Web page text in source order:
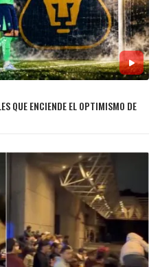
QUE ENCIENDE EL OPTIMISMO DE